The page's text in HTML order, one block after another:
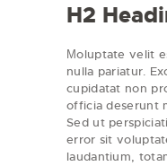
H2
Мoluptate velit
nulla pariatur.
cupidatat non
officia deserunt
Sed ut
error sit
laudantium,